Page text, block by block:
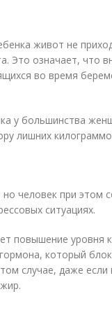
живот не
Это означает, что
во время
у большинства
лишних
человек при этом
ситуациях.
повышение уровня
который
случае, даже